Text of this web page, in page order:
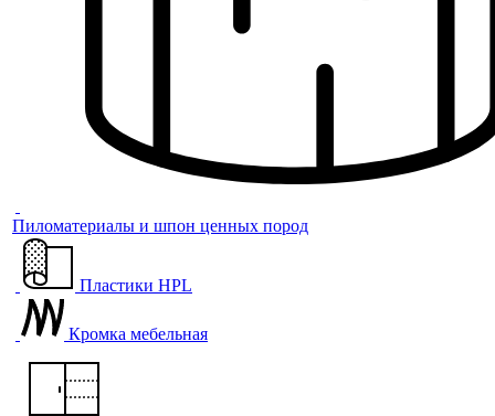
Пиломатериалы и шпон ценных пород
Пластики HPL
Кромка мебельная